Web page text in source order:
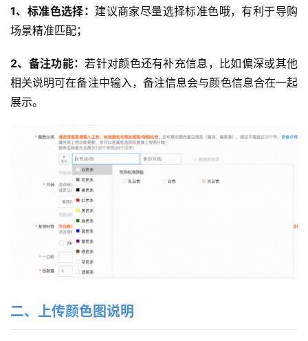
1、标准色选择： 建议商家尽量选择标准色哦，有利于导购
场景精准匹配；
2、备注功能：若针对颜色还有补充信息，比如偏深或其他
相关说明可在备注中输入，备注信息会与颜色信息合在一起
展示。
二、上传颜色图说明